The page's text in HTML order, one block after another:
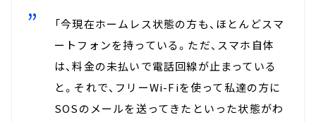
「今現在ホームレス状態の方も、ほとんどスマ
ートフォンを持っている。ただ、スマホ自体
は、料金の未払いで電話回線が止まっている
と。それで、フリーWi-Fiを使って私達の方に
SOSのメールを送ってきたといった状態がわ